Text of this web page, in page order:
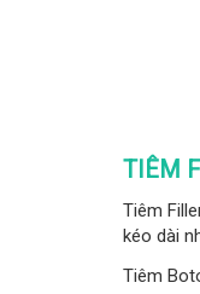
TIÊM
Tiêm
kéo dài
Tiêm